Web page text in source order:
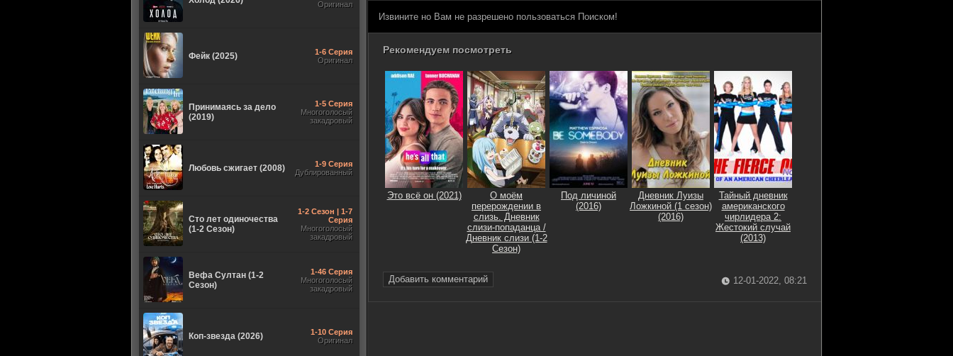
Извините но Вам не разрешено пользоваться Поиском!
Рекомендуем посмотреть
Это всё он (2021)
О моём
перерождении в
слизь. Дневник
слизи-попаданца /
Дневник слизи (1-2
Сезон)
Под личиной
(2016)
Дневник Луизы
Ложкиной (1 сезон)
(2016)
Тайный дневник
американского
чирлидера 2:
Жестокий случай
(2013)
Добавить комментарий 12-01-2022, 08:21
Оригинал
Фейк (2025)
1-6 Серия
Оригинал
Принимаясь за дело
(2019)
1-5 Серия
Многоголосый
закадровый
Любовь сжигает (2008)
1-9 Серия
Дублированный
Сто лет одиночества
(1-2 Сезон)
1-2 Сезон | 1-7
Серия
Многоголосый
закадровый
Вефа Султан (1-2
Сезон)
1-46 Серия
Многоголосый
закадровый
Коп-звезда (2026)
1-10 Серия
Оригинал